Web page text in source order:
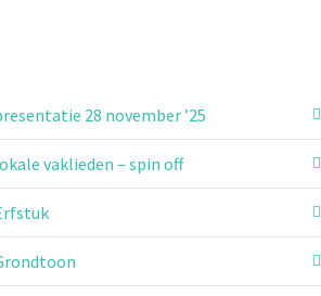
28 november ’25
vaklieden – spin off